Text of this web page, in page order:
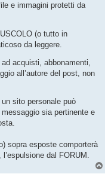
e immagini protetti da
(o tutto in
da leggere.
acquisti, abbonamenti,
all’autore del post, non
sito personale può
sia pertinente e
sopra esposte comporterà
dal FORUM.